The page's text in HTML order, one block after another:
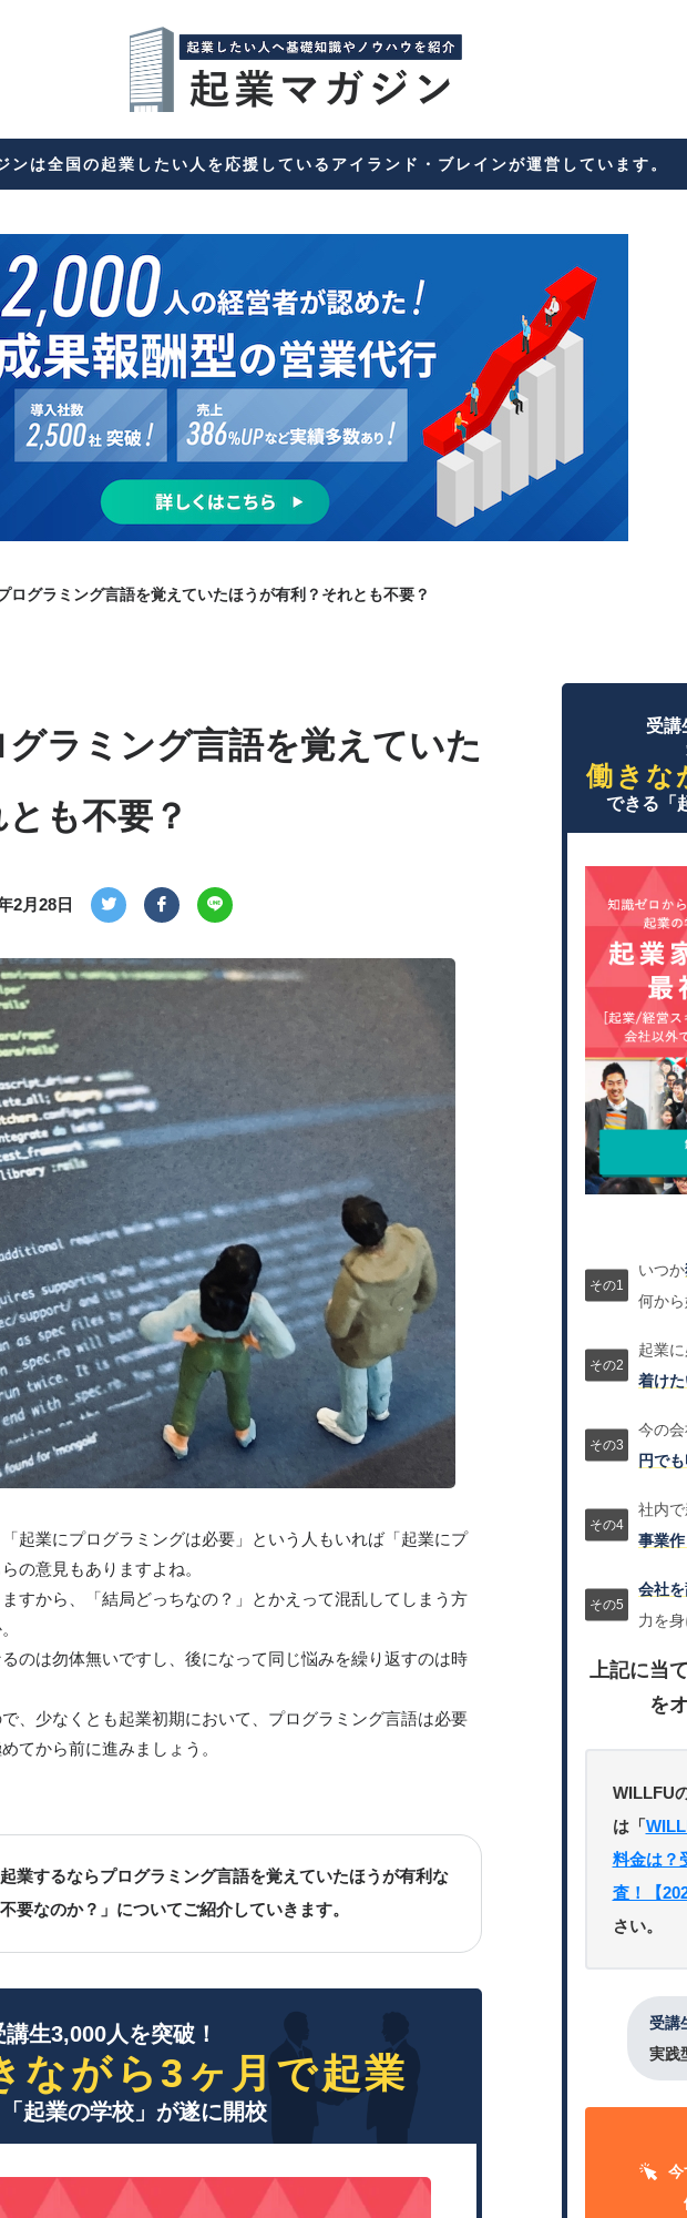
ンは全国の起業したい人を応援しているアイランド・ブレインが運営しています。
ログラミング言語を覚えていたほうが有利？それとも不要？
ラミング言語を覚えていた
も不要？
2月28日
起業にプログラミングは必要」という人もいれば「起業にプ
の意見もありますよね。
すから、「結局どっちなの？」とかえって混乱してしまう方
のは勿体無いですし、後になって同じ悩みを繰り返すのは時
、少なくとも起業初期において、プログラミング言語は必要
てから前に進みましょう。
業するならプログラミング言語を覚えていたほうが有利な
要なのか？」についてご紹介していきます。
講生3,000人を突破！
ながら3ヶ月で起業
起業の学校」が遂に開校
受講
働きな
できる「
いつか
何か
起業
着け
今の会
円で
社内で
事業
会社を
力を
上記に当
を
WILLFU
は「
料金は？
査！【
さい。
受講
実践
今